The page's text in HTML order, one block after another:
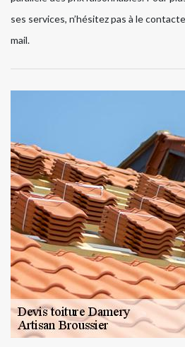
ses services, n’hésitez pas à le
mail.